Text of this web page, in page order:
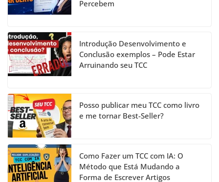
o
k
e
h
a
n
el
Percebem
Introdução Desenvolvimento e
Conclusão exemplos – Pode Estar
Arruinando seu TCC
Posso publicar meu TCC como livro
e me tornar Best-Seller?
Como Fazer um TCC com IA: O
Método que Está Mudando a
Forma de Escrever Artigos